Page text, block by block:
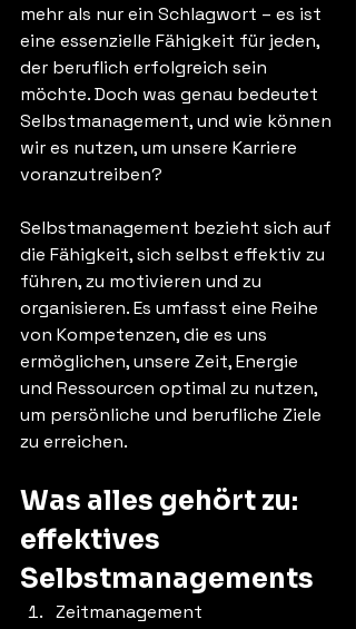
mehr als nur ein Schlagwort – es ist
eine essenzielle Fähigkeit für jeden,
der beruflich erfolgreich sein
möchte. Doch was genau bedeutet
Selbstmanagement, und wie können
wir es nutzen, um unsere Karriere
voranzutreiben?
Selbstmanagement bezieht sich auf
die Fähigkeit, sich selbst effektiv zu
führen, zu motivieren und zu
organisieren. Es umfasst eine Reihe
von Kompetenzen, die es uns
ermöglichen, unsere Zeit, Energie
und Ressourcen optimal zu nutzen,
um persönliche und berufliche Ziele
zu erreichen.
Was alles gehört zu:
effektives
Selbstmanagements
Zeitmanagement